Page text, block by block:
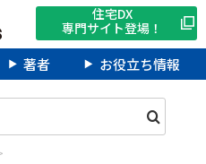
住宅DX
専門サイト登場！
著者 お役立ち情報